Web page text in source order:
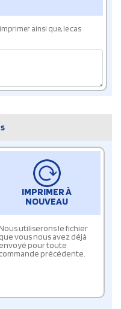
ainsi que, le cas
IMPRIMER À
NOUVEAU
Nous utiliserons le fichier
que vous nous avez déjà
envoyé pour toute
commande précédente.